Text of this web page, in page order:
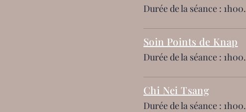
Durée de la séance : 1h00.
Soin Points de Knap
Durée de la séance : 1h00.
Chi NeiTsang
Durée de la séance : 1h00.